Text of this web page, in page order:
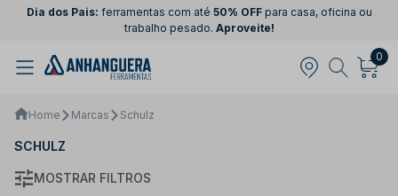
Dia dos Pais: ferramentas com até 50% OFFpara casa, oficina ou
trabalho pesado. Aproveite!
0
Home Marcas Schulz
SCHULZ
MOSTRAR FILTROS